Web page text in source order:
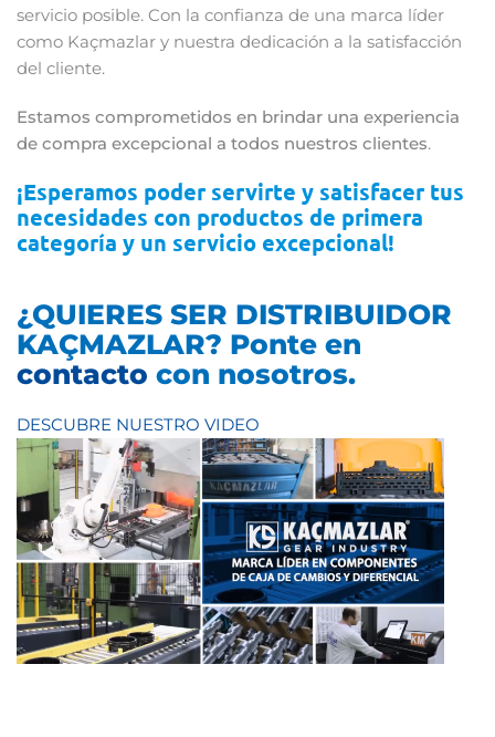
servicio posible. Con la confianza de una marca líder
como Kaçmazlar y nuestra dedicación a la satisfacción
del cliente.
Estamos comprometidos en brindar una experiencia
de compra excepcional a todos nuestros clientes.
¡Esperamos poder servirte y satisfacer tus
necesidades con productos de primera
categoría y un servicio excepcional!
¿QUIERES SER DISTRIBUIDOR
KAÇMAZLAR? Ponte en
contacto con nosotros.
DESCUBRE NUESTRO VIDEO